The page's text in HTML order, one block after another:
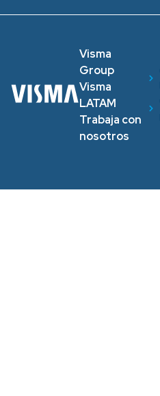
Visma
Group
Visma
LATAM
Trabaja con
nosotros